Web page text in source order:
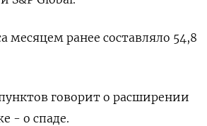
месяцем ранее составляло 54,8
говорит о расширении
- о спаде.